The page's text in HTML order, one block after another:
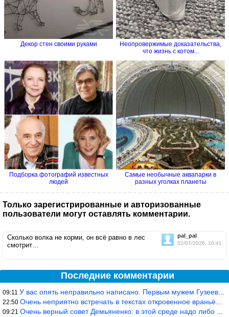
Декор стен своими руками
Неопровержимые доказательства,
что жизнь с котом...
Подборка фотографий известных
людей
Самые необычные аквапарки в
разных уголках планеты
Только зарегистрированные и авторизованные
пользователи могут оставлять комментарии.
pal_pal
02/07/2026, 10:41
Сколько волка не корми, он всё равно в лес
смотрит…
Последние комментарии
09:11 У вас опять неправильно написано. Первым мужем Гузеевой был Илья
22:50 Очень неприятно встречать в текстах откровенное враньё… Конкретн
09:21 Очень верный совет Демьяненко: в этой среде надо либо иметь зубы